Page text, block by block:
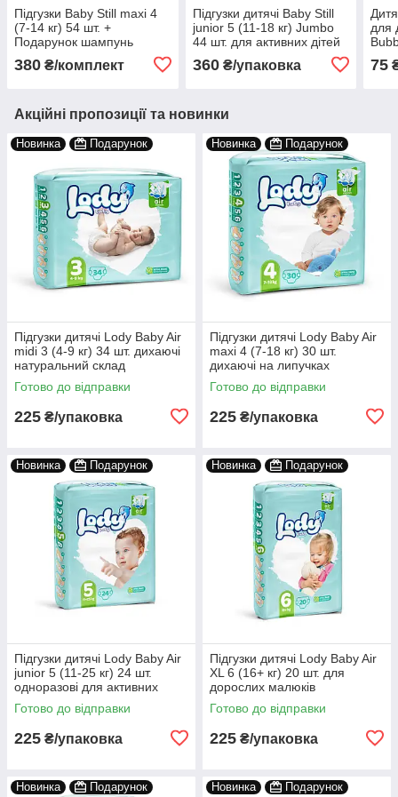
Підгузки Baby Still maxi 4
(7-14 кг) 54 шт. +
Подарунок шампунь
250 мл.
380 ₴/комплект
Підгузки дитячі Baby Still
junior 5 (11-18 кг) Jumbo
44 шт. для активних дітей
360₴/упаковка
для
75
Акційні пропозиції та новинки
Новинка Подарунок
Підгузки дитячі Lody Baby Air
midi 3 (4-9 кг) 34 шт. дихаючі
натуральний склад
Готово до відправки
225 ₴/упаковка
Новинка Подарунок
Підгузки дитячі Lody Baby Air
maxi 4 (7-18 кг) 30 шт.
дихаючі на липучках
Готово до відправки
225 ₴/упаковка
Новинка Подарунок
Підгузки дитячі Lody Baby Air
junior 5 (11-25 кг) 24 шт.
одноразові для активних
дітей
Готово до відправки
225 ₴/упаковка
Новинка Подарунок
Підгузки дитячі Lody Baby Air
XL 6 (16+ кг) 20 шт. для
дорослих малюків
Готово до відправки
225 ₴/упаковка
Новинка Подарунок Новинка Подарунок